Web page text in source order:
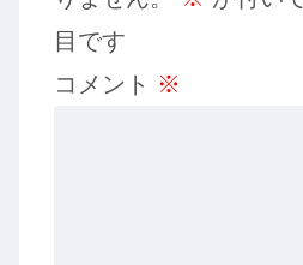
目です
コメント ※